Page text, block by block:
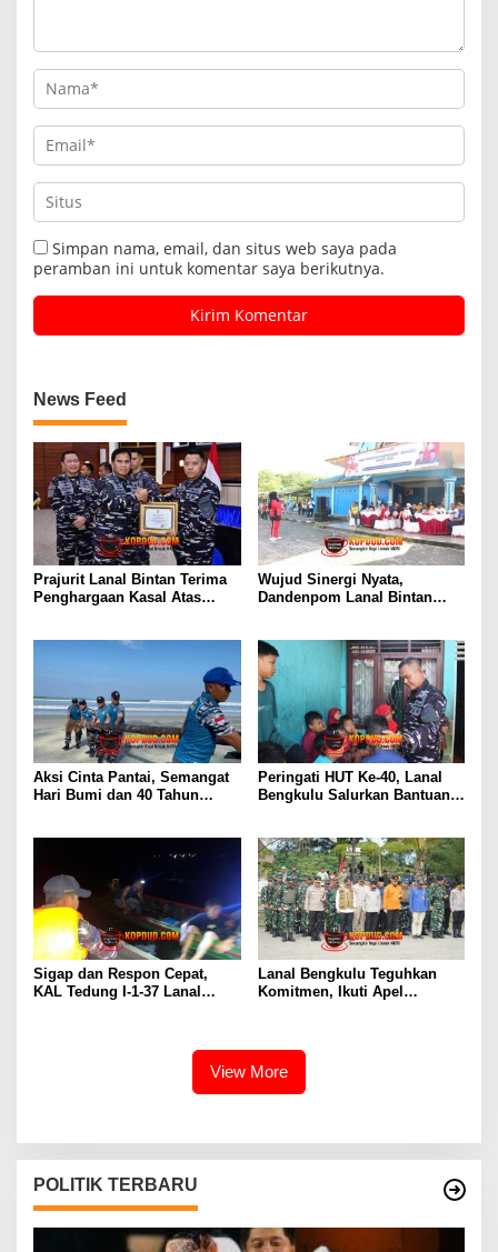
Simpan nama, email, dan situs web saya pada
peramban ini untuk komentar saya berikutnya.
News Feed
Prajurit Lanal Bintan Terima
Penghargaan Kasal Atas
Wujud Sinergi Nyata,
Dandenpom Lanal Bintan
Aksi Cinta Pantai, Semangat
Hari Bumi dan 40 Tahun
Peringati HUT Ke-40, Lanal
Bengkulu Salurkan Bantuan
Sigap dan Respon Cepat,
KAL Tedung I-1-37 Lanal
Lanal Bengkulu Teguhkan
Komitmen, Ikuti Apel
View More
POLITIK TERBARU